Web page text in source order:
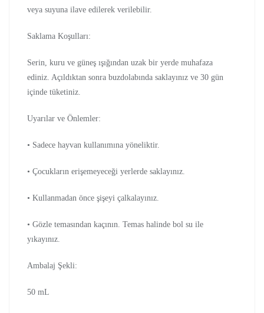
veya suyuna ilave edilerek verilebilir.
Saklama Koşulları:
Serin, kuru ve güneş ışığından uzak bir yerde muhafaza
ediniz. Açıldıktan sonra buzdolabında saklayınız ve 30 gün
içinde tüketiniz.
Uyarılar ve Önlemler:
• Sadece hayvan kullanımına yöneliktir.
• Çocukların erişemeyeceği yerlerde saklayınız.
• Kullanmadan önce şişeyi çalkalayınız.
• Gözle temasından kaçının. Temas halinde bol su ile
yıkayınız.
Ambalaj Şekli:
50 mL